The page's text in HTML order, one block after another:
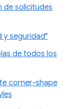
de solicitudes
y seguridad"
de todos los
corner-shape